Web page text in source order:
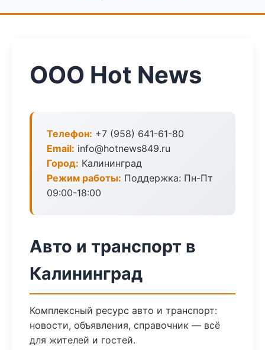
ООО Hot News
Телефон: +7 (958) 641-61-80
Email: info@hotnews849.ru
Город: Калининград
Режим работы: Поддержка: Пн-Пт
09:00-18:00
Авто и транспорт в
Калининград
Комплексный ресурс авто и транспорт:
новости, объявления, справочник — всё
для жителей и гостей.